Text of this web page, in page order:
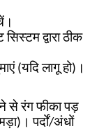
द्वारा ठीक
(यदि लागू हो)।
से रंग फीका पड़
पर्दों/अंधों